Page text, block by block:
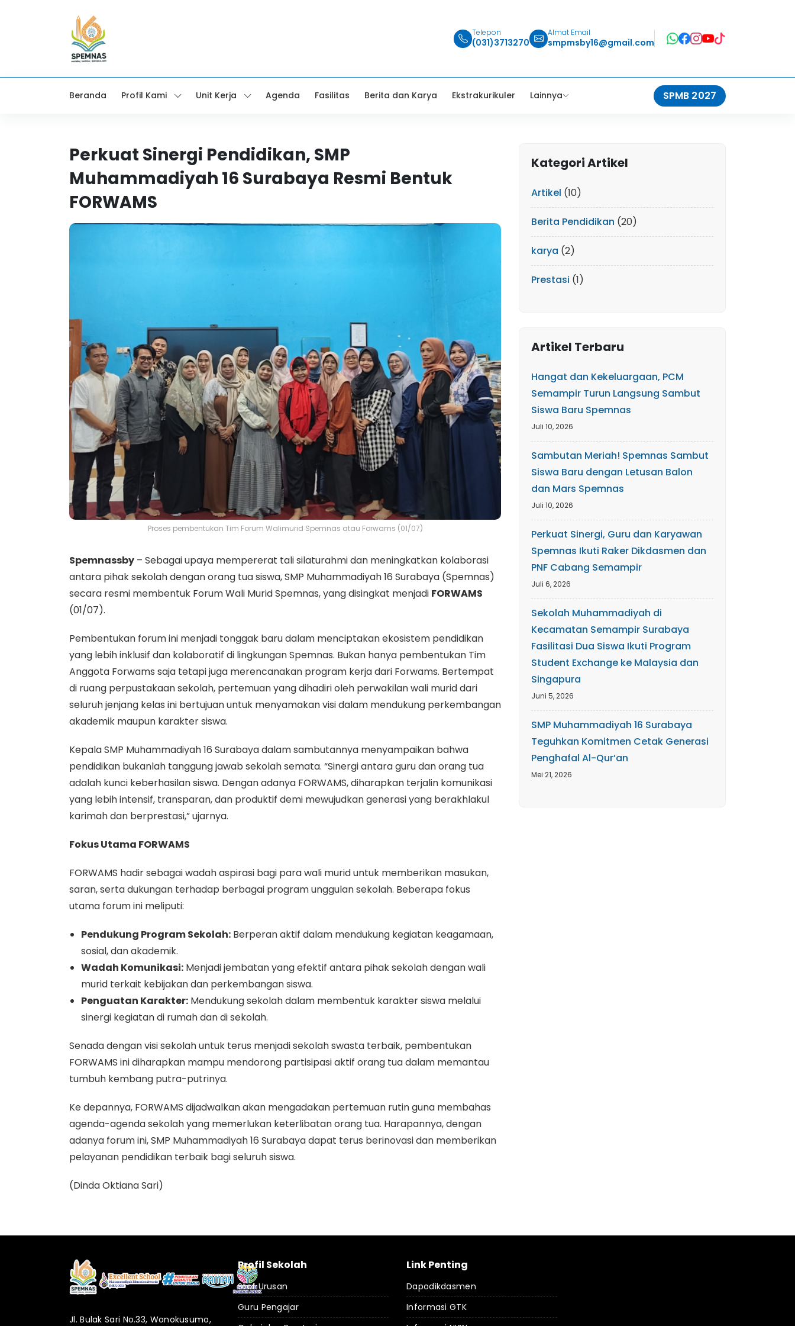
Telepon
(031)3713270
Almat Email
smpmsby16@gmail.com
Beranda Profil Kami Unit Kerja Agenda Fasilitas Berita dan Karya Ekstrakurikuler Lainnya SPMB 2027
Perkuat Sinergi Pendidikan, SMP
Muhammadiyah 16 Surabaya Resmi Bentuk
FORWAMS
Proses pembentukan Tim Forum Walimurid Spemnas atau Forwams (01/07)
Spemnassby – Sebagai upaya mempererat tali silaturahmi dan meningkatkan kolaborasi
antara pihak sekolah dengan orang tua siswa, SMP Muhammadiyah 16 Surabaya (Spemnas)
secara resmi membentuk Forum Wali Murid Spemnas, yang disingkat menjadi FORWAMS
(01/07).
​Pembentukan forum ini menjadi tonggak baru dalam menciptakan ekosistem pendidikan
yang lebih inklusif dan kolaboratif di lingkungan Spemnas. Bukan hanya pembentukan Tim
Anggota Forwams saja tetapi juga merencanakan program kerja dari Forwams. Bertempat
di ruang perpustakaan sekolah, pertemuan yang dihadiri oleh perwakilan wali murid dari
seluruh jenjang kelas ini bertujuan untuk menyamakan visi dalam mendukung perkembangan
akademik maupun karakter siswa.
​Kepala SMP Muhammadiyah 16 Surabaya dalam sambutannya menyampaikan bahwa
pendidikan bukanlah tanggung jawab sekolah semata. “Sinergi antara guru dan orang tua
adalah kunci keberhasilan siswa. Dengan adanya FORWAMS, diharapkan terjalin komunikasi
yang lebih intensif, transparan, dan produktif demi mewujudkan generasi yang berakhlakul
karimah dan berprestasi,” ujarnya.
Fokus Utama FORWAMS
FORWAMS hadir sebagai wadah aspirasi bagi para wali murid untuk memberikan masukan,
saran, serta dukungan terhadap berbagai program unggulan sekolah. Beberapa fokus
utama forum ini meliputi:
Pendukung Program Sekolah: Berperan aktif dalam mendukung kegiatan keagamaan,
sosial, dan akademik.
Wadah Komunikasi: Menjadi jembatan yang efektif antara pihak sekolah dengan wali
murid terkait kebijakan dan perkembangan siswa.
Penguatan Karakter: Mendukung sekolah dalam membentuk karakter siswa melalui
sinergi kegiatan di rumah dan di sekolah.
​Senada dengan visi sekolah untuk terus menjadi sekolah swasta terbaik, pembentukan
FORWAMS ini diharapkan mampu mendorong partisipasi aktif orang tua dalam memantau
tumbuh kembang putra-putrinya.
​Ke depannya, FORWAMS dijadwalkan akan mengadakan pertemuan rutin guna membahas
agenda-agenda sekolah yang memerlukan keterlibatan orang tua. Harapannya, dengan
adanya forum ini, SMP Muhammadiyah 16 Surabaya dapat terus berinovasi dan memberikan
pelayanan pendidikan terbaik bagi seluruh siswa.
(Dinda Oktiana Sari)
Kategori Artikel
Artikel (10)
Berita Pendidikan (20)
karya (2)
Prestasi (1)
Artikel Terbaru
Hangat dan Kekeluargaan, PCM
Semampir Turun Langsung Sambut
Siswa Baru Spemnas
Juli 10, 2026
Sambutan Meriah! Spemnas Sambut
Siswa Baru dengan Letusan Balon
dan Mars Spemnas
Juli 10, 2026
Perkuat Sinergi, Guru dan Karyawan
Spemnas Ikuti Raker Dikdasmen dan
PNF Cabang Semampir
Juli 6, 2026
Sekolah Muhammadiyah di
Kecamatan Semampir Surabaya
Fasilitasi Dua Siswa Ikuti Program
Student Exchange ke Malaysia dan
Singapura
Juni 5, 2026
SMP Muhammadiyah 16 Surabaya
Teguhkan Komitmen Cetak Generasi
Penghafal Al-Qur’an
Mei 21, 2026
Jl. Bulak Sari No.33, Wonokusumo,
Profil Sekolah
Staf Urusan
Guru Pengajar
Link Penting
Dapodikdasmen
Informasi GTK